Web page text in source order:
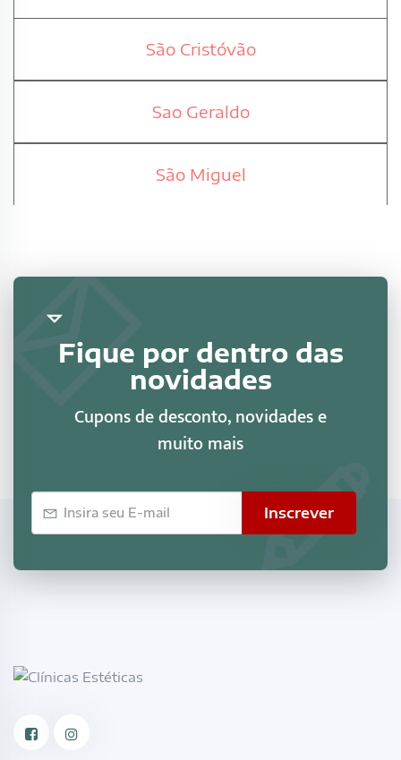
São Cristóvão
Sao Geraldo
São Miguel
Fique por dentro das
novidades
Cupons de desconto, novidades e
muito mais
Inscrever